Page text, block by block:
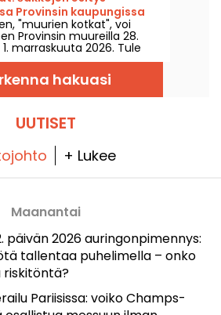
Provinsin kaupungissa
"muurien kotkat", voi
Provinsin muureilla 28.
marraskuuta 2026. Tule
petolintujen
jotka sulautuvat
kanssa.
hakuasi
UUTISET
+ Lukee
Maanantai
päivän 2026 auringonpimennys:
tallentaa puhelimella – onko
riskitöntä?
Pariisissa: voiko Champs-